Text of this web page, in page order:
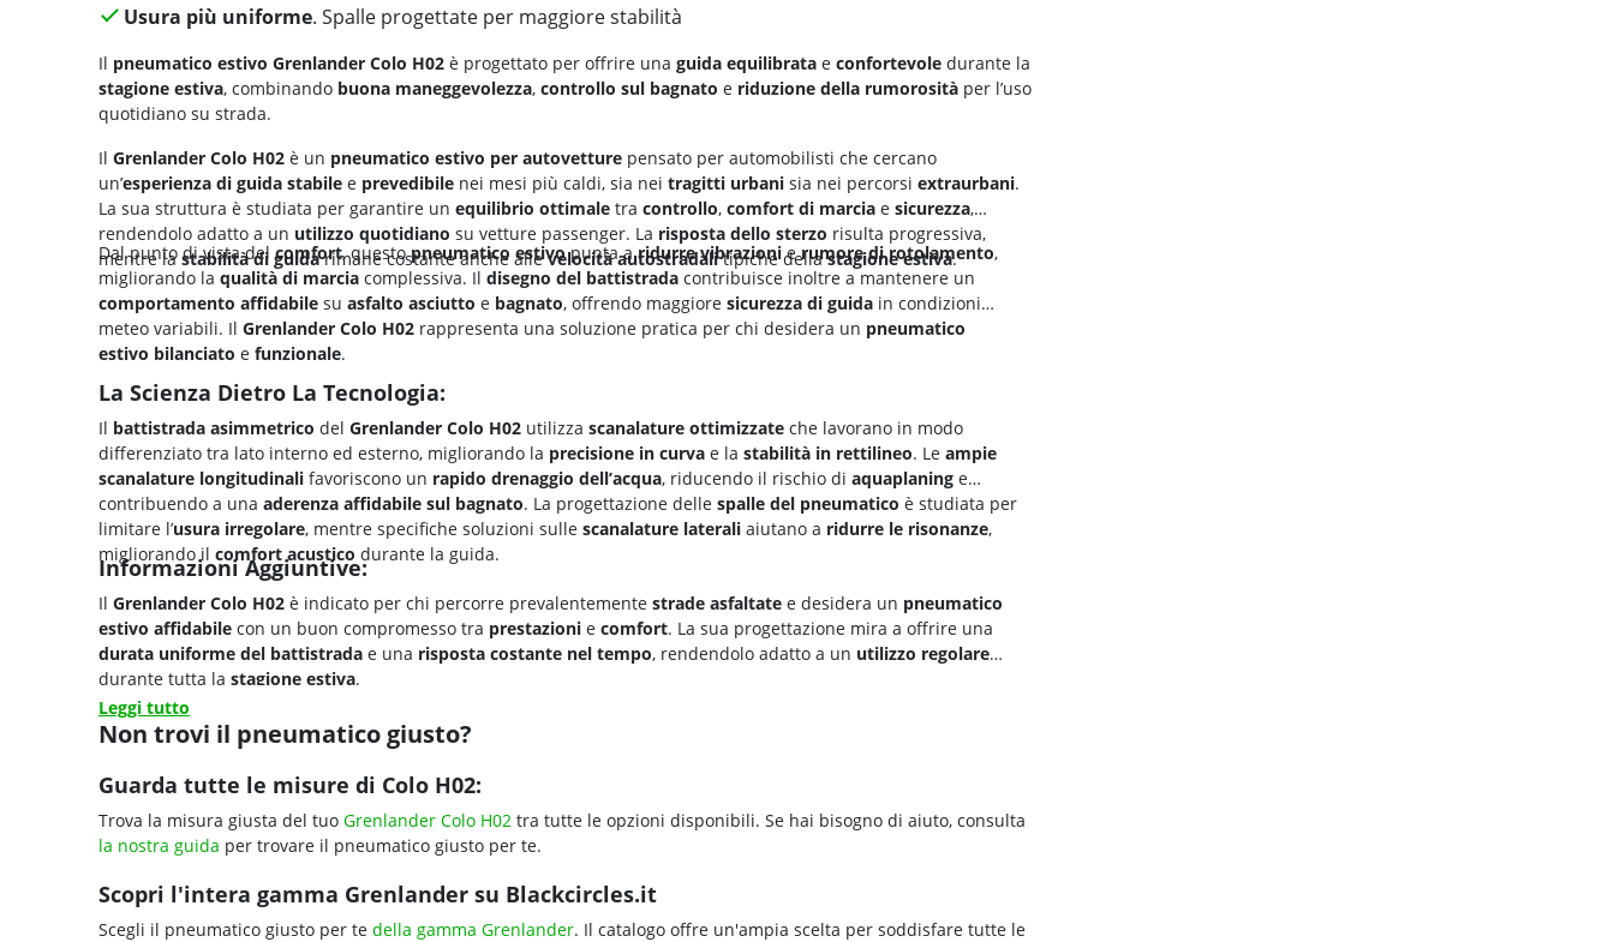
Usura più uniforme. Spalle progettate per maggiore stabilità
Il pneumatico estivo Grenlander Colo H02 è progettato per offrire una guida equilibrata e confortevole durante la
stagione estiva, combinando buona maneggevolezza, controllo sul bagnato e riduzione della rumorosità per l’uso
quotidiano su strada.
Il Grenlander Colo H02 è un pneumatico estivo per autovetture pensato per automobilisti che cercano
un’esperienza di guida stabile e prevedibile nei mesi più caldi, sia nei tragitti urbani sia nei percorsi extraurbani.
La sua struttura è studiata per garantire un equilibrio ottimale tra controllo, comfort di marcia e sicurezza,
rendendolo adatto a un utilizzo quotidiano su vetture passenger. La risposta dello sterzo risulta progressiva,
mentre lastabilità di guidarimane costante anche allevelocità autostradalitipiche dellastagione estiva.
Dal punto di vista delcomfort, questopneumatico estivopunta aridurre vibrazionierumore di rotolamento,
migliorando la qualità di marcia complessiva. Il disegno del battistrada contribuisce inoltre a mantenere un
comportamento affidabile su asfalto asciutto e bagnato, offrendo maggiore sicurezza di guida in condizioni
meteo variabili. Il Grenlander Colo H02 rappresenta una soluzione pratica per chi desidera un pneumatico
estivo bilanciato e funzionale.
La Scienza Dietro La Tecnologia:
Il battistrada asimmetrico del Grenlander Colo H02 utilizza scanalature ottimizzate che lavorano in modo
differenziato tra lato interno ed esterno, migliorando la precisione in curva e la stabilità in rettilineo. Le ampie
scanalature longitudinali favoriscono un rapido drenaggio dell’acqua, riducendo il rischio di aquaplaning e
contribuendo a una aderenza affidabile sul bagnato. La progettazione delle spalle del pneumatico è studiata per
limitare l’usura irregolare, mentre specifiche soluzioni sulle scanalature laterali aiutano a ridurre le risonanze,
migliorando il comfort acustico durante la guida.
Informazioni Aggiuntive:
Il Grenlander Colo H02 è indicato per chi percorre prevalentemente strade asfaltate e desidera un pneumatico
estivo affidabile con un buon compromesso tra prestazioni e comfort. La sua progettazione mira a offrire una
durata uniforme del battistrada e una risposta costante nel tempo, rendendolo adatto a un utilizzo regolare
durante tutta la stagione estiva.
Leggi tutto
Non trovi il pneumatico giusto?
Guarda tutte le misure di Colo H02:
Trova la misura giusta del tuo Grenlander Colo H02 tra tutte le opzioni disponibili. Se hai bisogno di aiuto, consulta
la nostra guida per trovare il pneumatico giusto per te.
Scopri l'intera gamma Grenlander su Blackcircles.it
Scegli il pneumatico giusto per te della gamma Grenlander. Il catalogo offre un'ampia scelta per soddisfare tutte le